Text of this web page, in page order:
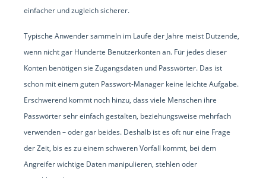
einfacher und zugleich sicherer.
Typische Anwender sammeln im Laufe der Jahre meist Dutzende,
wenn nicht gar Hunderte Benutzerkonten an. Für jedes dieser
Konten benötigen sie Zugangsdaten und Passwörter. Das ist
schon mit einem guten Passwort-Manager keine leichte Aufgabe.
Erschwerend kommt noch hinzu, dass viele Menschen ihre
Passwörter sehr einfach gestalten, beziehungsweise mehrfach
verwenden – oder gar beides. Deshalb ist es oft nur eine Frage
der Zeit, bis es zu einem schweren Vorfall kommt, bei dem
Angreifer wichtige Daten manipulieren, stehlen oder